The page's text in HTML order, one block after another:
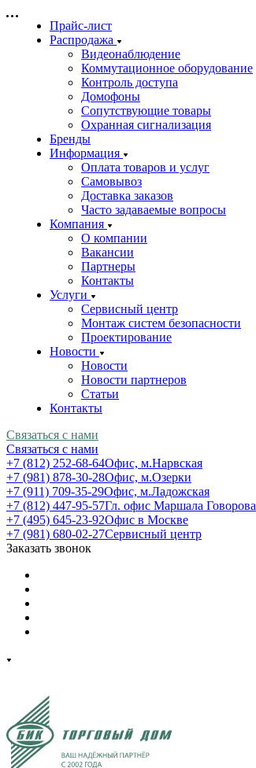
Прайс-лист
Распродажа
Видеонаблюдение
Коммутационное оборудование
Контроль доступа
Домофоны
Сопутствующие товары
Охранная сигнализация
Бренды
Информация
Оплата товаров и услуг
Самовывоз
Доставка заказов
Часто задаваемые вопросы
Компания
О компании
Вакансии
Партнеры
Контакты
Услуги
Сервисный центр
Монтаж систем безопасности
Проектирование
Новости
Новости
Новости партнеров
Статьи
Контакты
Связаться с нами
Связаться с нами
+7 (812) 252-68-64Офис, м.Нарвская
+7 (981) 878-30-28Офис, м.Озерки
+7 (911) 709-35-29Офис, м.Ладожская
+7 (812) 447-95-57Гл. офис Маршала Говорова
+7 (495) 645-23-92Офис в Москве
+7 (981) 680-02-27Сервисный центр
Заказать звонок